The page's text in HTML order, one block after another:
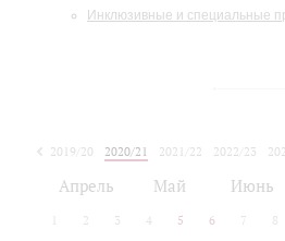
Инклюзивные и специальные
2019/20 2020/21 2021/22 2022/23
Апрель Май Июнь
2 3 4 5 6 7 8